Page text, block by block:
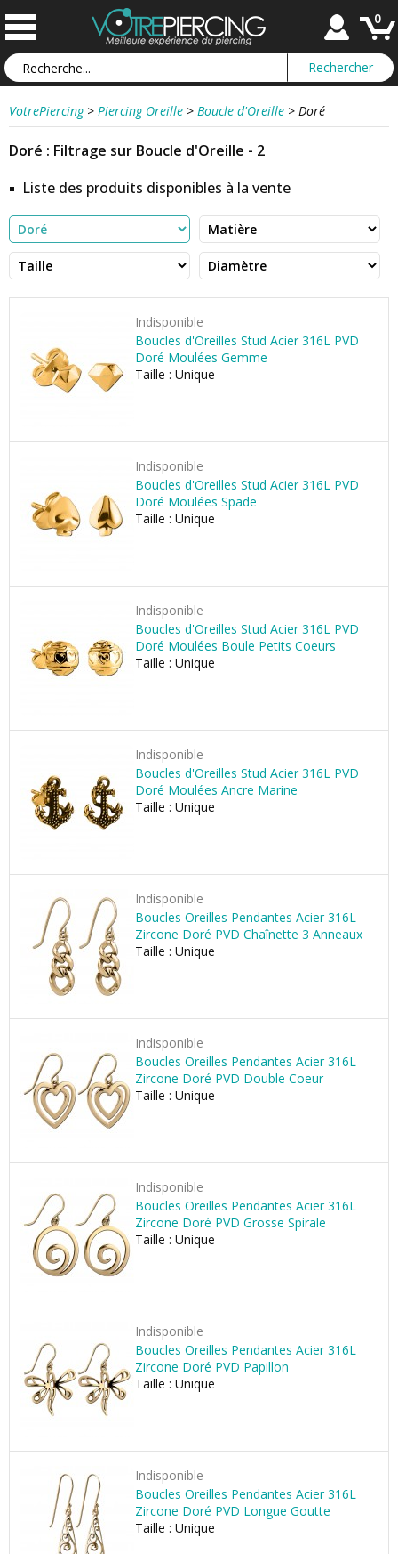
0
VotrePiercing > Piercing Oreille > Boucle d'Oreille > Doré
Doré : Filtrage sur Boucle d'Oreille - 2
Liste des produits disponibles à la vente
Indisponible
Boucles d'Oreilles Stud Acier 316L PVD
Doré Moulées Gemme
Taille : Unique
Indisponible
Boucles d'Oreilles Stud Acier 316L PVD
Doré Moulées Spade
Taille : Unique
Indisponible
Boucles d'Oreilles Stud Acier 316L PVD
Doré Moulées Boule Petits Coeurs
Taille : Unique
Indisponible
Boucles d'Oreilles Stud Acier 316L PVD
Doré Moulées Ancre Marine
Taille : Unique
Indisponible
Boucles Oreilles Pendantes Acier 316L
Zircone Doré PVD Chaînette 3 Anneaux
Taille : Unique
Indisponible
Boucles Oreilles Pendantes Acier 316L
Zircone Doré PVD Double Coeur
Taille : Unique
Indisponible
Boucles Oreilles Pendantes Acier 316L
Zircone Doré PVD Grosse Spirale
Taille : Unique
Indisponible
Boucles Oreilles Pendantes Acier 316L
Zircone Doré PVD Papillon
Taille : Unique
Indisponible
Boucles Oreilles Pendantes Acier 316L
Zircone Doré PVD Longue Goutte
Taille : Unique